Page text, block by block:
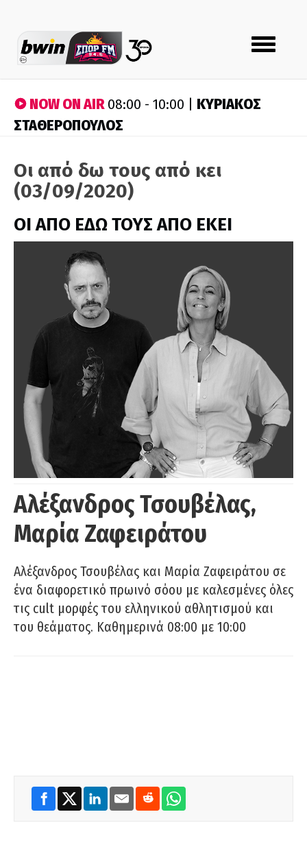
Toggle
navigation
NOW ON AIR08:00 - 10:00 | ΚΥΡΙΑΚΟΣ
ΣΤΑΘΕΡΟΠΟΥΛΟΣ
Οι από δω τους από κει
(03/09/2020)
ΟΙ ΑΠΟ ΕΔΩ ΤΟΥΣ ΑΠΟ ΕΚΕΙ
Αλέξανδρος Τσουβέλας,
Μαρία Ζαφειράτου
Αλέξανδρος Τσουβέλας και Μαρία Ζαφειράτου σε
ένα διαφορετικό πρωινό σόου με καλεσμένες όλες
τις cult μορφές του ελληνικού αθλητισμού και
του θεάματος. Καθημερινά 08:00 με 10:00